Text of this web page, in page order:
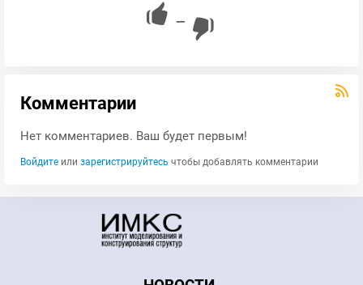
—
Комментарии
Нет комментариев. Ваш будет первым!
Войдите или зарегистрируйтесь чтобы добавлять комментарии